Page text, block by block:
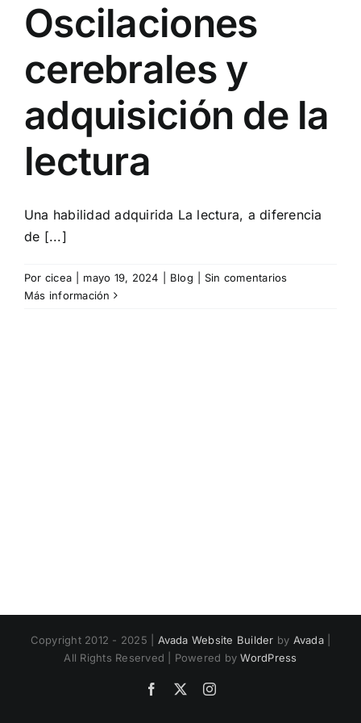
Oscilaciones
cerebrales y
adquisición de la
lectura
Una habilidad adquirida La lectura, a diferencia
de [...]
Por cicea mayo 19, 2024 Blog
Sin comentarios
Más información
Copyright 2012 - 2025 | Avada Website Builder by Avada|
All Rights Reserved | Powered byWordPress
Facebook Instagram